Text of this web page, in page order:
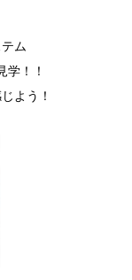
ム
学！！
よう！